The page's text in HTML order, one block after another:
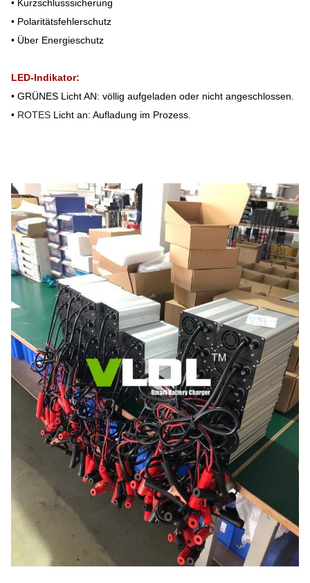
• Kurzschlusssicherung
• Polaritätsfehlerschutz
• Über Energieschutz
LED-Indikator:
• GRÜNES Licht AN: völlig aufgeladen oder nicht angeschlossen.
• ROTES Licht an: Aufladung im Prozess.